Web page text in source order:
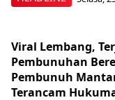
Viral Lembang,
Pembunuhan
Pembunuh
Terancam